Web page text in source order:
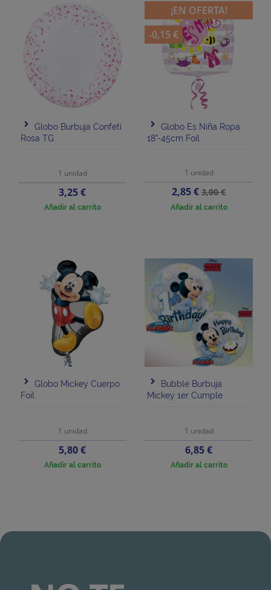
Globo Burbuja Confeti
Rosa TG
1 unidad
Precio
3,25 €
Añadir al carrito
Globo Es Niña Ropa
18"-45cm Foil
1 unidad
Precio
2,85 €Precio
base
3,00 €
Añadir al carrito
¡EN OFERTA!
-0,15 €
Globo Mickey Cuerpo
Foil
1 unidad
Precio
5,80 €
Añadir al carrito
Bubble Burbuja
Mickey 1er Cumple
1 unidad
Precio
6,85 €
Añadir al carrito